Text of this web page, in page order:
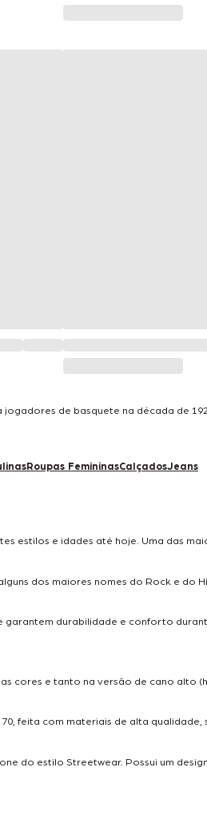
de basquete na década de
Roupas FemininasCalçadosJeans
estilos e idades até hoje. Uma das
dos maiores nomes do Rock e do
garantem durabilidade e conforto
cores e tanto na versão de cano
feita com materiais de alta
do estilo Streetwear. Possui um